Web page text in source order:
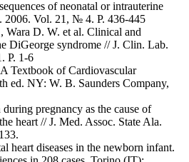
of neonatal or intrauterine
2006. Vol. 21, № 4. P. 436-445
Wara D. W. et al. Clinical and
DiGeorge syndrome // J. Clin. Lab.
P. 1-6
Textbook of Cardiovascular
ed. NY: W. B. Saunders Company,
pregnancy as the cause of
heart // J. Med. Assoc. State Ala.
heart diseases in the newborn infant.